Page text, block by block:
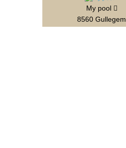
My pool
8560 Gullegem